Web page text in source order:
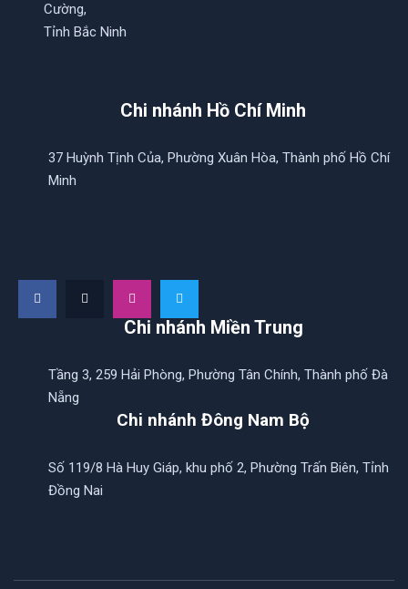
Cường,
Tỉnh Bắc Ninh
Chi nhánh Hồ Chí Minh
37 Huỳnh Tịnh Của, Phường Xuân Hòa, Thành phố Hồ Chí
Minh
Chi nhánh Miền Trung
Tầng 3, 259 Hải Phòng, Phường Tân Chính, Thành phố Đà
Nẵng
Chi nhánh Đông Nam Bộ
Số 119/8 Hà Huy Giáp, khu phố 2, Phường Trấn Biên, Tỉnh
Đồng Nai